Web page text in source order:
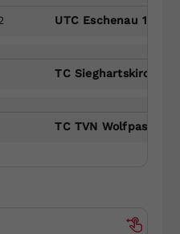
UTC Eschenau 1
TC Sieghartskirchen
TC TVN Wolfpassing 1